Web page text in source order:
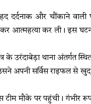
दर्दनाक और चौंकाने
आत्महत्या कर ली। इस
उरंदाबेड़ा थाना अंतर्गत
अपनी सर्विस राइफल से खुद
टीम मौके पर पहुंची।